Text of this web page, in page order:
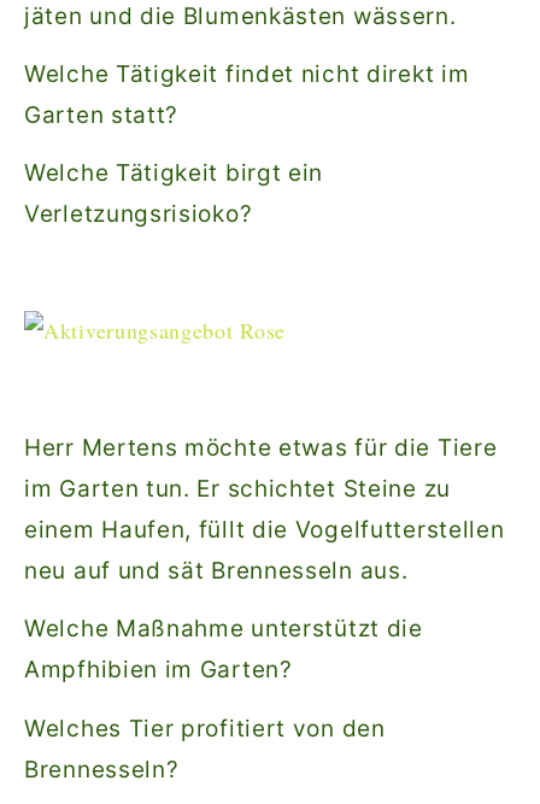
jäten und die Blumenkästen wässern.
Welche Tätigkeit findet nicht direkt im
Garten statt?
Welche Tätigkeit birgt ein
Verletzungsrisioko?
Herr Mertens möchte etwas für die Tiere
im Garten tun. Er schichtet Steine zu
einem Haufen, füllt die Vogelfutterstellen
neu auf und sät Brennesseln aus.
Welche Maßnahme unterstützt die
Ampfhibien im Garten?
Welches Tier profitiert von den
Brennesseln?